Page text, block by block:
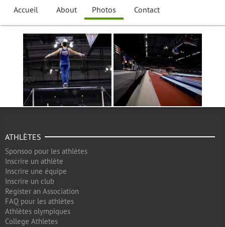
Accueil About Photos Contact
ATHLÈTES
Sponsoo pour les athlètes
Inscrire un athlète
Inscrire une équipe
Inscrire un club
Register an Association
FAQ pour les athlètes
Athlètes olympiques
College Athletes